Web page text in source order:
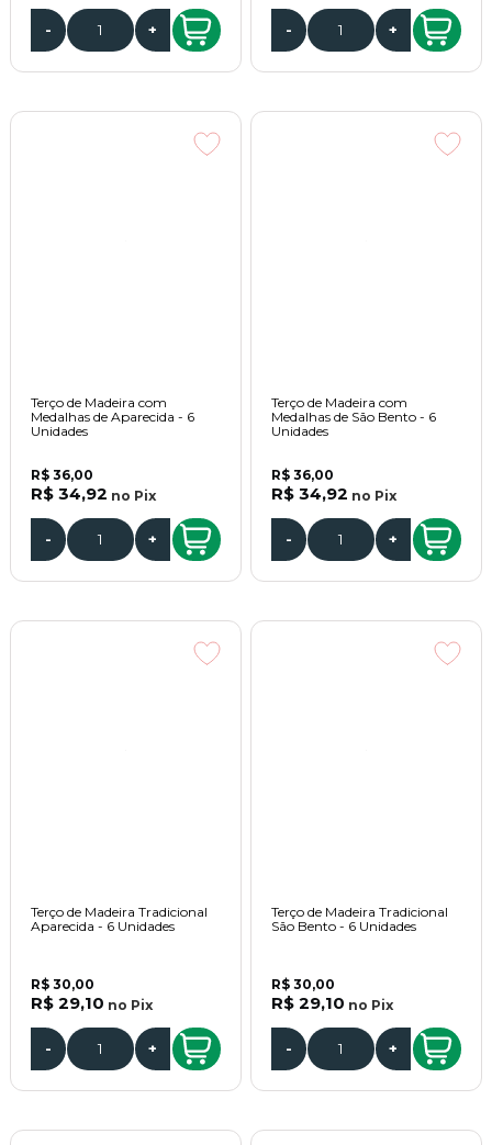
- + - +
Terço de Madeira com
Medalhas de Aparecida - 6
Unidades
R$ 36,00
R$ 34,92 no Pix
- +
Terço de Madeira com
Medalhas de São Bento - 6
Unidades
R$ 36,00
R$ 34,92 no Pix
- +
Terço de Madeira Tradicional
Aparecida - 6 Unidades
R$ 30,00
R$ 29,10 no Pix
- +
Terço de Madeira Tradicional
São Bento - 6 Unidades
R$ 30,00
R$ 29,10 no Pix
- +